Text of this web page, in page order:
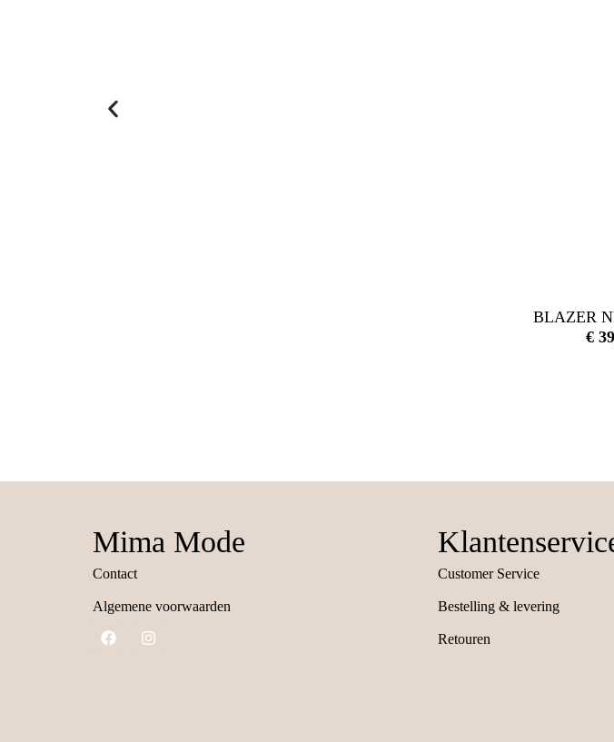
BLAZER
€
Mima Mode
Contact
Algemene voorwaarden
Customer Service
Bestelling & levering
Retouren